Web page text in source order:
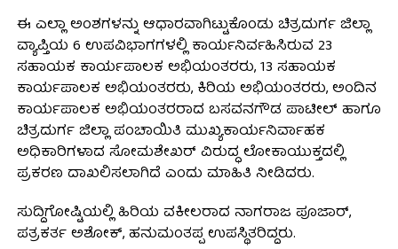
ಈ ಎಲ್ಲಾ ಅಂಶಗಳನ್ನು ಆಧಾರವಾಗಿಟ್ಟುಕೊಂಡು ಚಿತ್ರದುರ್ಗ ಜಿಲ್ಲಾ
ವ್ಯಾಪ್ತಿಯ 6 ಉಪವಿಭಾಗಗಳಲ್ಲಿ ಕಾರ್ಯನಿರ್ವಹಿಸಿರುವ 23
ಸಹಾಯಕ ಕಾರ್ಯಪಾಲಕ ಅಭಿಯಂತರರು, 13 ಸಹಾಯಕ
ಕಾರ್ಯಪಾಲಕ ಅಭಿಯಂತರರು, ಕಿರಿಯ ಅಭಿಯಂತರರು, ಅಂದಿನ
ಕಾರ್ಯಪಾಲಕ ಅಭಿಯಂತರರಾದ ಬಸವನಗೌಡ ಪಾಟೀಲ್ ಹಾಗೂ
ಚಿತ್ರದುರ್ಗ ಜಿಲ್ಲಾ ಪಂಚಾಯಿತಿ ಮುಖ್ಯಕಾರ್ಯನಿರ್ವಾಹಕ
ಅಧಿಕಾರಿಗಳಾದ ಸೋಮಶೇಖರ್ ವಿರುದ್ಧ ಲೋಕಾಯುಕ್ತದಲ್ಲಿ
ಪ್ರಕರಣ ದಾಖಲಿಸಲಾಗಿದೆ ಎಂದು ಮಾಹಿತಿ ನೀಡಿದರು.
ಸುದ್ದಿಗೋಷ್ಟಿಯಲ್ಲಿ ಹಿರಿಯ ವಕೀಲರಾದ ನಾಗರಾಜ ಪೂಜಾರ್,
ಪತ್ರಕರ್ತ ಅಶೋಕ್, ಹನುಮಂತಪ್ಪ ಉಪಸ್ಥಿತರಿದ್ದರು.